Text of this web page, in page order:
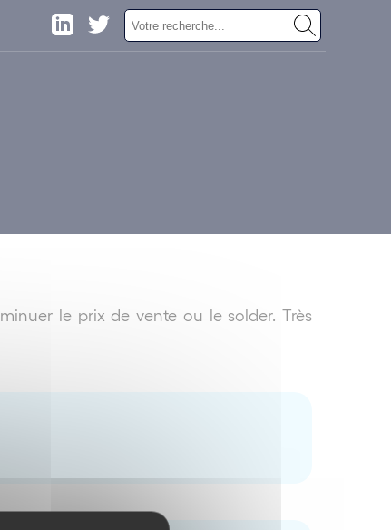
le prix de vente ou le solder. Très